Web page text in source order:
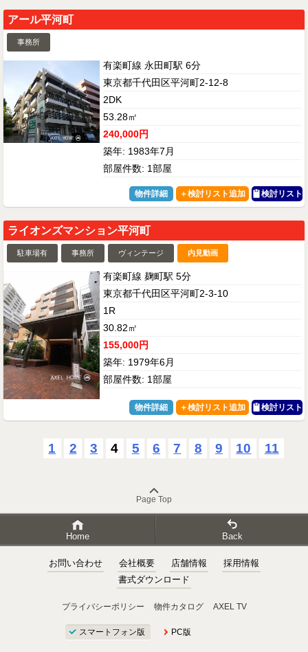
アール平河町
事務所
有楽町線 永田町駅 6分
東京都千代田区平河町2-12-8
2DK
53.28㎡
240,000円
築年: 1983年7月
部屋件数: 1部屋
物件詳細 検討リスト
ライオンズマンション平河町
駐車場有 事務所 ヴィンテージ 内見動画
有楽町線 麹町駅 5分
東京都千代田区平河町2-3-10
1R
30.82㎡
155,000円
築年: 1979年6月
部屋件数: 1部屋
物件詳細 検討リスト
1 2 3 4 5 6 7 8 9 10 11
Page Top
Home Back
お問い合わせ 会社概要 店舗情報
採用情報
書式ダウンロード
プライバシーポリシー 物件カタログ AXEL TV
スマートフォン版 PC版